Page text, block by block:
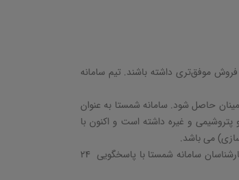
فروش موفق‌تری داشته باشند. تیم سامانه
حاصل شود. سامانه شمستا به عنوان
از جمله فولاد، نقت و پتروشیمی و غیره داشته است و اکنون با
کارشناسان سامانه شمستا با پاسخگویی 24